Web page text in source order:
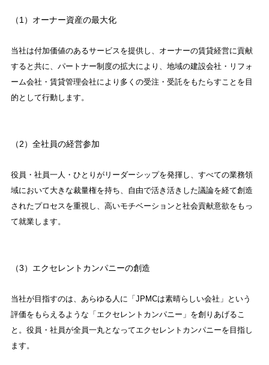
（1）オーナー資産の最大化
当社は付加価値のあるサービスを提供し、オーナーの賃貸経営に貢献
すると共に、パートナー制度の拡大により、地域の建設会社・リフォ
ーム会社・賃貸管理会社により多くの受注・受託をもたらすことを目
的として行動します。
（2）全社員の経営参加
役員・社員一人・ひとりがリーダーシップを発揮し、すべての業務領
域において大きな裁量権を持ち、自由で活き活きした議論を経て創造
されたプロセスを重視し、高いモチベーションと社会貢献意欲をもっ
て就業します。
（3）エクセレントカンパニーの創造
当社が目指すのは、あらゆる人に「JPMCは素晴らしい会社」という
評価をもらえるような「エクセレントカンパニー」を創りあげるこ
と。役員・社員が全員一丸となってエクセレントカンパニーを目指し
ます。